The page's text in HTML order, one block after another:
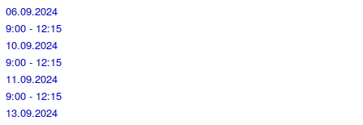
06.09.2024
9:00 - 12:15
10.09.2024
9:00 - 12:15
11.09.2024
9:00 - 12:15
13.09.2024